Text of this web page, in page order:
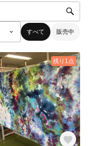
すべて 販売中
残り1点